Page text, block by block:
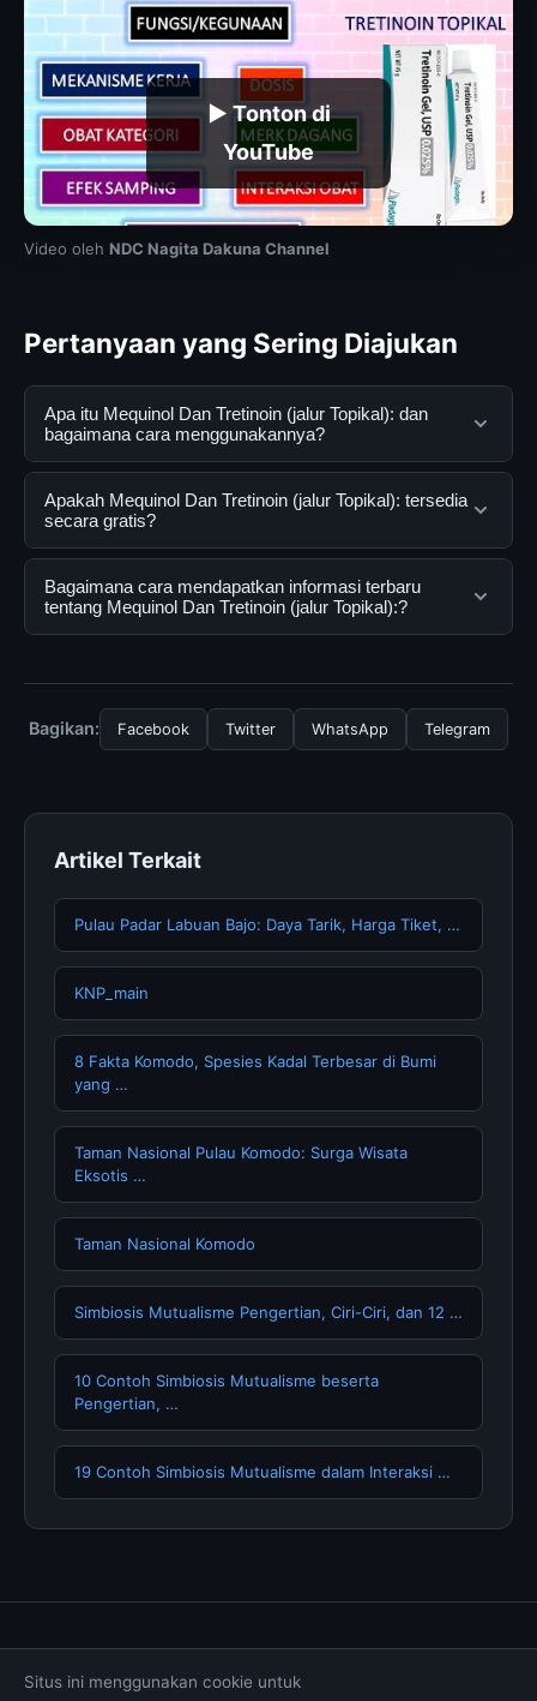
▶ Tonton di
YouTube
Video oleh NDC Nagita Dakuna Channel
Pertanyaan yang Sering Diajukan
Apa itu Mequinol Dan Tretinoin (jalur Topikal): dan
bagaimana cara menggunakannya?
Mequinol Dan Tretinoin (jalur Topikal): adalah layanan
digital yang dirancang untuk membantu pengguna
mendapatkan informasi lengkap dan terpercaya. Anda
dapat menggunakannya dengan mengunjungi situs
resmi dan mengikuti panduan yang tersedia.
Apakah Mequinol Dan Tretinoin (jalur Topikal): tersedia
secara gratis?
Ya, Mequinol Dan Tretinoin (jalur Topikal): dapat diakses
secara gratis oleh semua pengguna. Tidak ada biaya
tersembunyi atau langganan yang diperlukan untuk
Bagaimana cara mendapatkan informasi terbaru
tentang Mequinol Dan Tretinoin (jalur Topikal):?
halaman resmi kami secara berkala. Kami selalu
memperbarui konten dengan informasi terkini dan
Bagikan: Facebook Twitter WhatsApp Telegram
Artikel Terkait
Pulau Padar Labuan Bajo: Daya Tarik, Harga Tiket, …
KNP_main
8 Fakta Komodo, Spesies Kadal Terbesar di Bumi
yang …
Taman Nasional Pulau Komodo: Surga Wisata
Eksotis …
Taman Nasional Komodo
Simbiosis Mutualisme Pengertian, Ciri-Ciri, dan 12 …
10 Contoh Simbiosis Mutualisme beserta
Pengertian, …
19 Contoh Simbiosis Mutualisme dalam Interaksi …
Syarat & Ketentuan
Situs ini menggunakan cookie untuk